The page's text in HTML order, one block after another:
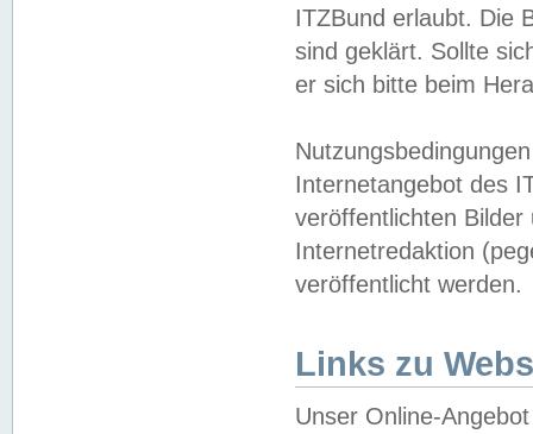
ITZBund erlaubt. Die
sind geklärt. Sollte
er sich bitte beim
Internetangebot des
veröffentlichten
Internetredaktion
veröffentlicht werden.
Links zu
Unser Online-